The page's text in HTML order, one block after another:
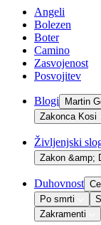
Angeli
Bolezen
Boter
Camino
Zasvojenost
Posvojitev
Blogi Martin
Zakonca Kosi
Življenjski
Zakon &amp;
Duhovnost
Po smrti
Zakramenti